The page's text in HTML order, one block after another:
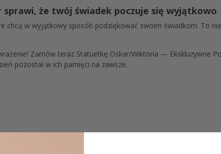
że twój świadek poczuje się wyjątkowo
chcą w wyjątkowy sposób podziękować swoim świadkom. To
Zamów teraz Statuetkę Oskar/Wiktoria — Ekskluzywne
pozostał w ich pamięci na zawsze.
techniką laserową